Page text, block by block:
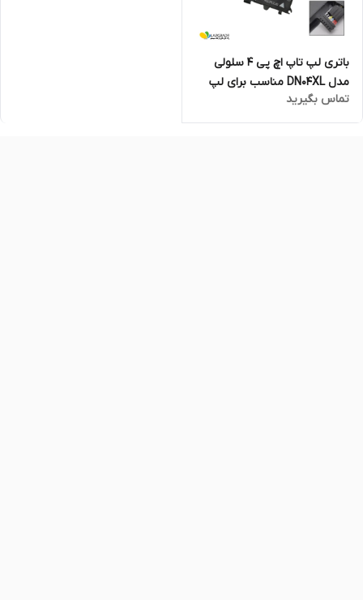
باتری لپ تاپ اچ پی 4 سلولی
مدل DN04XL مناسب برای لپ
تاپ ZBook X2 G4
تماس بگیرید